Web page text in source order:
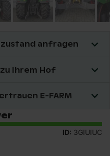
anfragen
Ihrem Hof
E-FARM
ID: 3GIUIUC